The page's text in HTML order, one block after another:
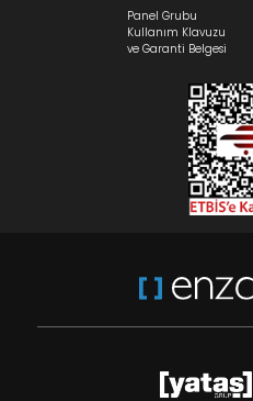
Panel Grubu
Kullanım Klavuzu
ve Garanti Belgesi